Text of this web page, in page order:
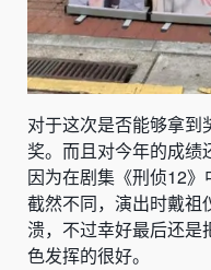
对于这次是否能够拿到
奖。而且对今年的成绩
因为在剧集《刑侦12
截然不同，演出时戴祖
溃，不过幸好最后还是
色发挥的很好。